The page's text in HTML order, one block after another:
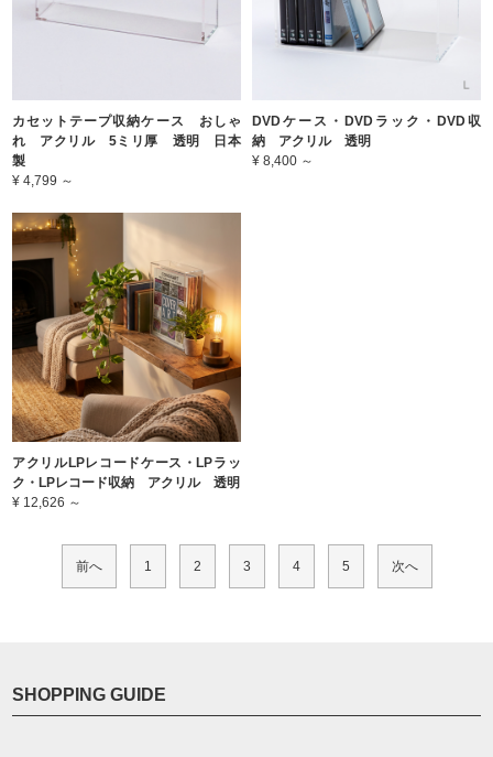
カセットテープ収納ケース おしゃ
れ アクリル 5ミリ厚 透明 日本
製
¥ 4,799 ～
DVDケース・DVDラック・DVD収
納 アクリル 透明
¥ 8,400 ～
アクリルLPレコードケース・LPラッ
ク・LPレコード収納 アクリル 透明
¥ 12,626 ～
前へ 1 2 3 4 5 次へ
SHOPPING GUIDE